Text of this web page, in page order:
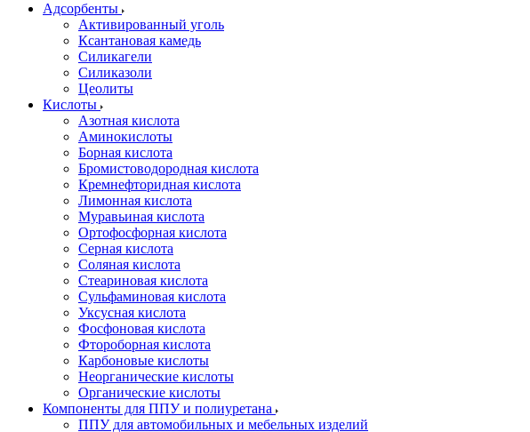
Адсорбенты
Активированный уголь
Ксантановая камедь
Силикагели
Силиказоли
Цеолиты
Кислоты
Азотная кислота
Аминокислоты
Борная кислота
Бромистоводородная кислота
Кремнефторидная кислота
Лимонная кислота
Муравьиная кислота
Ортофосфорная кислота
Серная кислота
Соляная кислота
Стеариновая кислота
Сульфаминовая кислота
Уксусная кислота
Фосфоновая кислота
Фтороборная кислота
Карбоновые кислоты
Неорганические кислоты
Органические кислоты
Компоненты для ППУ и полиуретана
ППУ для автомобильных и мебельных изделий